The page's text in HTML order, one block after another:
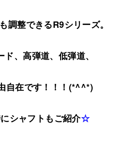
調整できるR9シリーズ。
ド、高弾道、低弾道、
自在です！！！(*^^*)
シャフトもご紹介☆